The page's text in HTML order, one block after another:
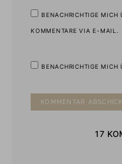
BENACHRICHTIGE MICH
KOMMENTARE VIA E-MAIL.
BENACHRICHTIGE MICH
17